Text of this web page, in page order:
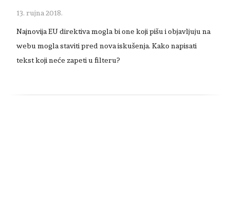
13. rujna 2018.
Najnovija EU direktiva mogla bi one koji pišu i objavljuju na
webu mogla staviti pred nova iskušenja. Kako napisati
tekst koji neće zapeti u filteru?